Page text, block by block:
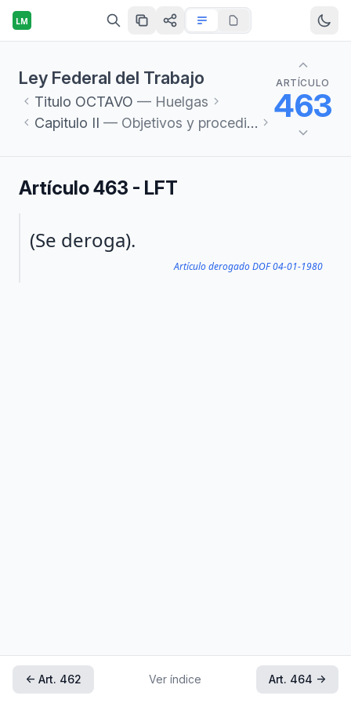
LM
Ley Federal del Trabajo
Titulo OCTAVO — Huelgas
Capitulo II — Objetivos y procedimientos de huelga
ARTÍCULO
463
Artículo 463 - LFT
Párrafo 1
(Se deroga).
Artículo derogado DOF 04-01-1980
← Art. 462 Ver índice Art. 464 →